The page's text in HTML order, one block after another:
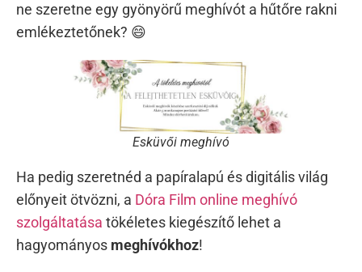
ne szeretne egy gyönyörű meghívót a hűtőre rakni
emlékeztetőnek? 😄
Esküvői meghívó
Ha pedig szeretnéd a papíralapú és digitális világ
előnyeit ötvözni, a Dóra Film online meghívó
szolgáltatása tökéletes kiegészítő lehet a
hagyományos meghívókhoz!